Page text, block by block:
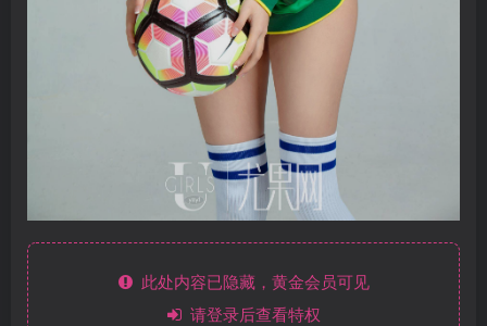
此处内容已隐藏，黄金会员可见
请登录后查看特权